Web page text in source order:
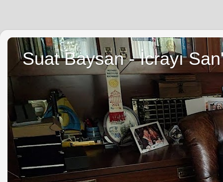
Suat Baysan - İcrayı